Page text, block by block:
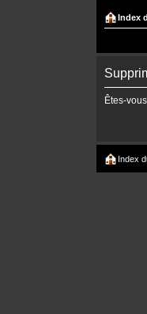
Index
Êtes-
Index